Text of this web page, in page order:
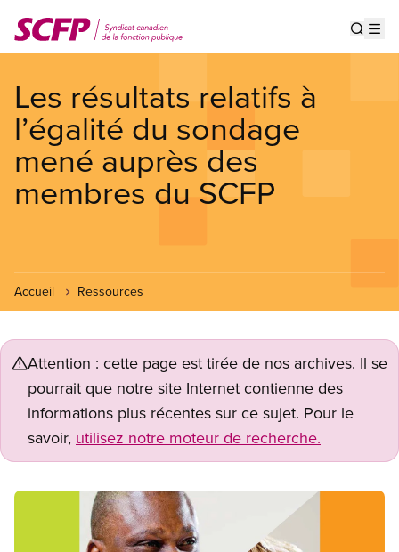
au
contenu
Les résultats relatifs à
l’égalité du sondage
mené auprès des
membres du SCFP
Accueil Ressources
Attention : cette page est tirée de nos archives. Il se
pourrait que notre site Internet contienne des
informations plus récentes sur ce sujet. Pour le
savoir, utilisez notre moteur de recherche.